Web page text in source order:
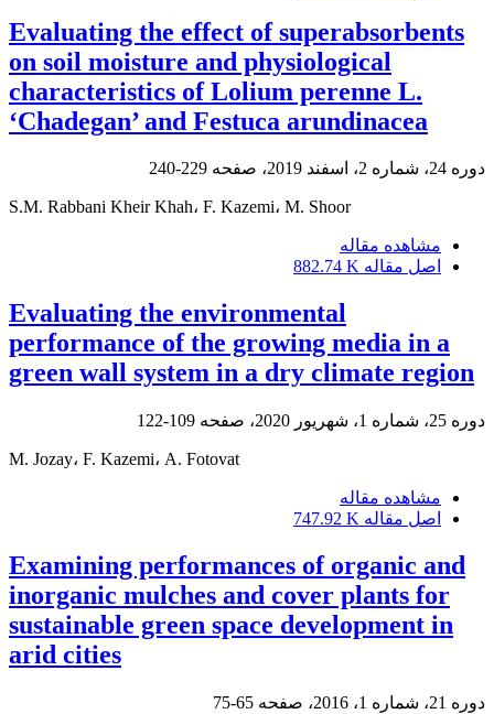
Evaluating the effect of superabsorbents
on soil moisture and physiological
characteristics of Lolium perenne L.
‘Chadegan’ and Festuca arundinacea
دوره 24، شماره 2، اسفند 2019، صفحه 229-240
S.M. Rabbani Kheir Khah، F. Kazemi، M. Shoor
مشاهده مقاله
اصل مقاله 882.74 K
Evaluating the environmental
performance of the growing media in a
green wall system in a dry climate region
دوره 25، شماره 1، شهریور 2020، صفحه 109-122
M. Jozay، F. Kazemi، A. Fotovat
مشاهده مقاله
اصل مقاله 747.92 K
Examining performances of organic and
inorganic mulches and cover plants for
sustainable green space development in
arid cities
دوره 21، شماره 1، 2016، صفحه 65-75